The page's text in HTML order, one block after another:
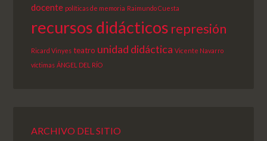
docente políticas de memoria Raimundo Cuesta
recursos didácticos represión
Ricard Vinyes teatro unidad didáctica Vicente Navarro
víctimas ÁNGEL DEL RÍO
ARCHIVO DEL SITIO